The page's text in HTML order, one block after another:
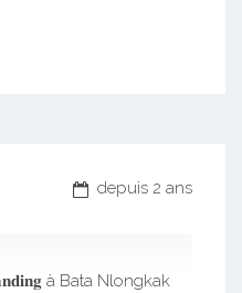
depuis 2 ans
à Bata Nlongkak